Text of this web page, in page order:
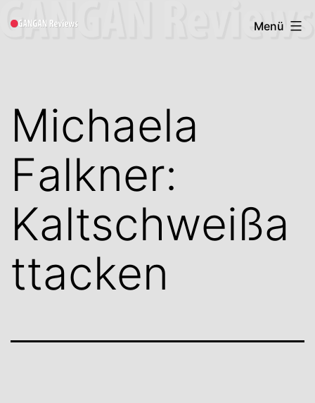
Gangan
Menü
Michaela
Falkner:
Kaltschweißa
ttacken